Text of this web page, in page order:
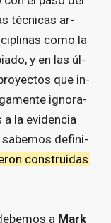
téc­ni­cas ar­
co­mo la
y en las úl­
que in­
ig­no­ra­
a la evi­den­cia
sa­be­mos de­fi­ni­
cons­trui­das
a Mark